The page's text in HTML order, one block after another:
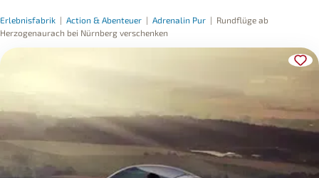
Erlebnisfabrik | Action & Abenteuer | Adrenalin Pur | Rundflüge ab
Herzogenaurach bei Nürnberg verschenken